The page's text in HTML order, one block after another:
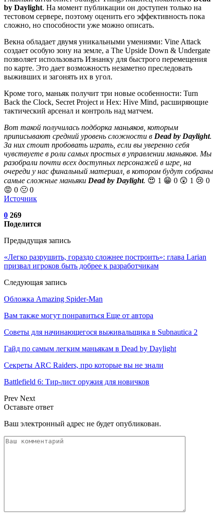
by Daylight. На момент публикации он доступен только на
тестовом сервере, поэтому оценить его эффективность пока
сложно, но способности уже можно описать.
Векна обладает двумя уникальными умениями: Vine Attack
создает особую зону на земле, а The Upside Down & Undergate
позволяет использовать Изнанку для быстрого перемещения
по карте. Это дает возможность незаметно преследовать
выживших и загонять их в угол.
Кроме того, маньяк получит три новые особенности: Turn
Back the Clock, Secret Project и Hex: Hive Mind, расширяющие
тактический арсенал и контроль над матчем.
Вот такой получилась подборка маньяков, которым
приписывают средний уровень сложности в Dead by Daylight.
За них стоит пробовать играть, если вы уверенно себя
чувствуете в роли самых простых в управлении маньяков. Мы
разобрали почти всех доступных персонажей в игре, на
очереди у нас финальный материал, в котором будут собраны
самые сложные маньяки Dead by Daylight. 😍 1 😁 0 😲 1 😢 0
😡 0 🤢 0
Источник
0 269
Поделится
Предыдущая запись
«Легко разрушить, гораздо сложнее построить»: глава Larian
призвал игроков быть добрее к разработчикам
Следующая запись
Обложка Amazing Spider-Man
Вам также могут понравиться Еще от автора
Советы для начинающегося выживальщика в Subnautica 2
Гайд по самым легким маньякам в Dead by Daylight
Секреты ARC Raiders, про которые вы не знали
Battlefield 6: Тир-лист оружия для новичков
Prev Next
Оставьте ответ
Ваш электронный адрес не будет опубликован.